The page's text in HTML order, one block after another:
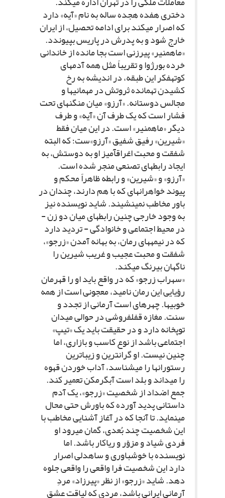
دخترى هفده هجده ساله به نام «آیه» دارد
که اصرار مى‏کند براى ادامه تحصیل، از ایران
خارج شود و به پدرش در پاریس بپیوندد.
«ماه‏منیر» پیرزنى است بجا مانده از خاندانى
خرده بورژوا و تقریباً مثل همه آدم‏هاى
کوته‏فکر این طبقه، در اندیشه به رخ
کشیدن ته‏مانده ثروتش در مهمانى‏ها و
مجالس دوستانه. «آرزو» میان منگنه‏اى تحت
فشار است که یک طرف آن «آیه» و طرف
دیگر «ماه‏منیر» است. در این میان فقط
«شیرین» رفیق شفیق «آرزو»ست؛ که البته
شفقت و محبت اغراق‏آمیز او به دوستش، به
ایجاد رابطه‏اى تصنعى منجر شده است.
«آرزو» و «شیرین» و رابطه ظاهراً محکم و
پیوند خواهرانه‏اى که با هم دارند، چندان در
باور مخاطب نمى‏نشیند. شاید نویسنده نیز
به وجود خارجى چنین رابطه‏اى میان دو زن -
در محیط اجتماعى و خانوادگى - تردید دارد
که در نیمه‏هاى رمان، به بهانه آمدن «زرجو»،
شفقت و محبت عجیب و غریب شیرین را
ناگهان بى‏رنگ مى‏کند.
«سهراب زرجو» که در واقع باید او را قهرمان
رؤیایى این رمان نامید، معجونى است از همه
خوبى‏ها. چهره‏اى است آرمانى از تجدد و
سنت. مغازه قفل‏فروشى در حوالى میدان
توپخانه دارد و در حقیقت باید یک «تیپ»
اجتماعى باشد از نوع کاسب و بازارى، اما
چنین نیست. او گران‏ترین و زیباترین
رستوران‏ها را مى‏شناسد، آداب خوردن قهوه
را مى‏داند و بلد است آبگرمکن تعمیر کند.
جمع اضداد از شخصیت «زرجو»، یک آدم
داستانى پدید آورده که باورش حتى محال
مى‏نماید. تا آنجا که در آغاز آشنایى مخاطب با
این شخصیت چند بُعدى، گمان مى‏رود او
فردى شیاد و مزوّر و ریاکار باشد. اما
نویسنده با خوش‏باورى و ساه‏دلى اصرار
دارد این شخصیت فرا واقعى را واقعى جلوه
دهد. شاید «زرجو» از نظر «پیرزاد» مردِ
آرمانىِ ایرانى باشد، مردى که لیاقت عشق